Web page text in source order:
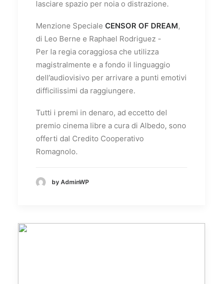
lasciare spazio per noia o distrazione.
Menzione Speciale CENSOR OF DREAM,
di Leo Berne e Raphael Rodriguez -
Per la regia coraggiosa che utilizza
magistralmente e a fondo il linguaggio
dell’audiovisivo per arrivare a punti emotivi
difficilissimi da raggiungere.
Tutti i premi in denaro, ad eccetto del
premio cinema libre a cura di Albedo, sono
offerti dal Credito Cooperativo
Romagnolo.
by AdminWP